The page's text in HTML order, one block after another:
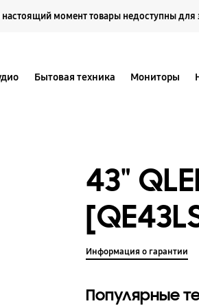
настоящий момент товары недоступны для
Бытовая техника Мониторы
43"
Информация о гарантии
Популярные